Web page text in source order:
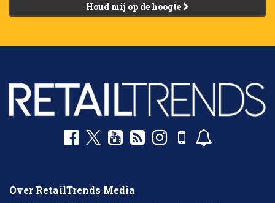
Houd mij op de hoogte
Over RetailTrends Media